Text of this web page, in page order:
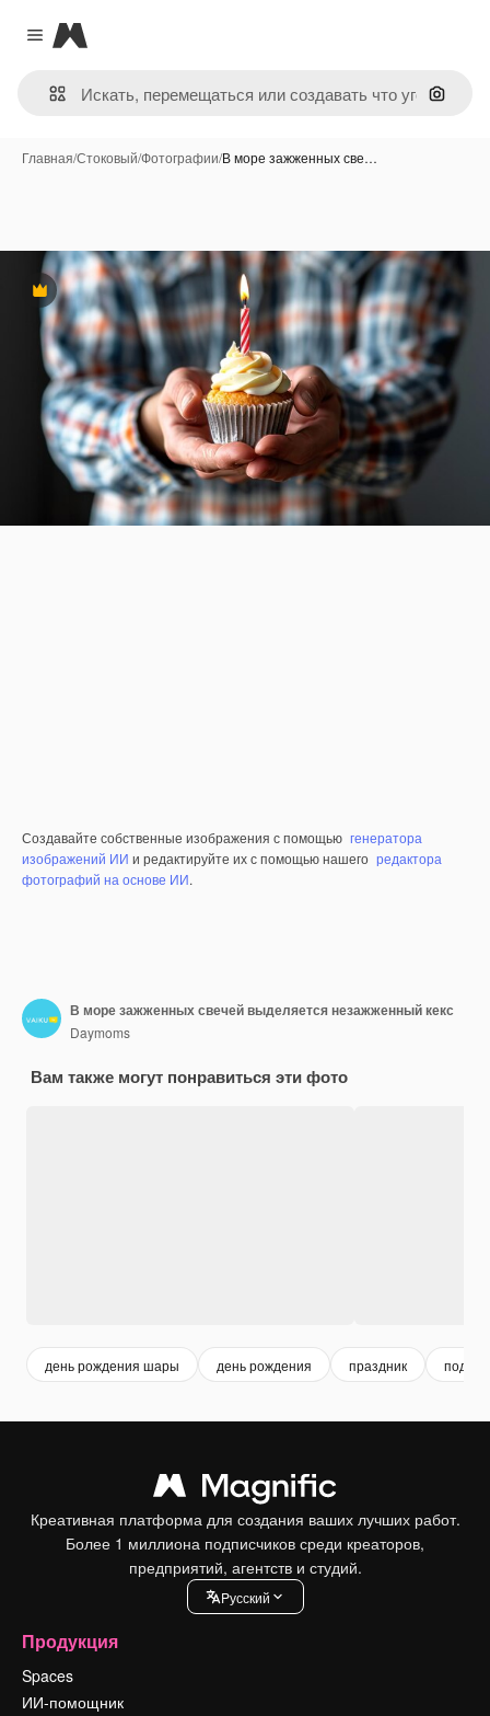
Close menu
Magnific
Поиск
Главная/Стоковый/Фотографии/В море зажженных све…
Премиум
Создавайте собственные изображения с помощью генератора
изображений ИИ и редактируйте их с помощью нашего редактора
фотографий на основе ИИ.
В море зажженных свечей выделяется незажженный кекс
Daymoms
Вам также могут понравиться эти фото
день рождения шары день рождения праздник
Креативная платформа для создания ваших лучших работ.
Более 1 миллиона подписчиков среди креаторов,
предприятий, агентств и студий.
Pусский
Продукция
Spaces
ИИ-помощник